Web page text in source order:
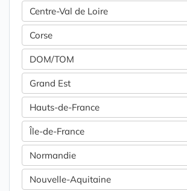
Centre-Val de Loire
Corse
DOM/TOM
Grand Est
Hauts-de-France
Île-de-France
Normandie
Nouvelle-Aquitaine